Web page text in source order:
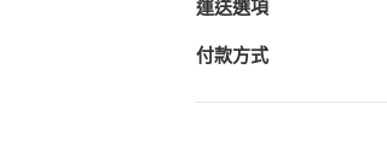
運送選項
付款方式